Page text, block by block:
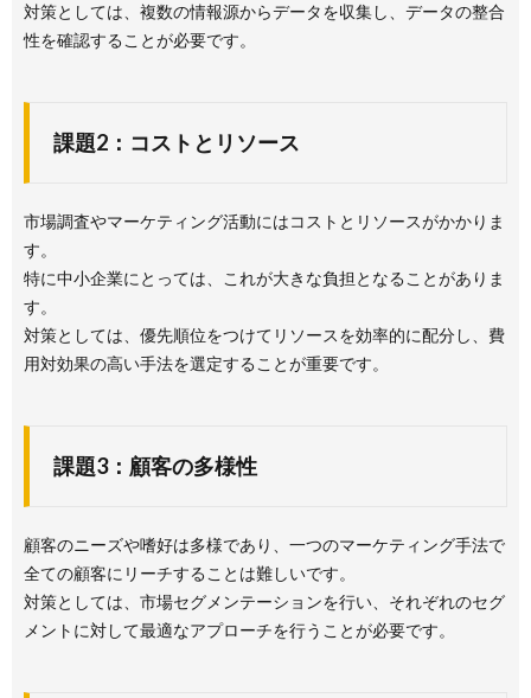
対策としては、複数の情報源からデータを収集し、データの整合
性を確認することが必要です。
課題2：コストとリソース
市場調査やマーケティング活動にはコストとリソースがかかりま
す。
特に中小企業にとっては、これが大きな負担となることがありま
す。
対策としては、優先順位をつけてリソースを効率的に配分し、費
用対効果の高い手法を選定することが重要です。
課題3：顧客の多様性
顧客のニーズや嗜好は多様であり、一つのマーケティング手法で
全ての顧客にリーチすることは難しいです。
対策としては、市場セグメンテーションを行い、それぞれのセグ
メントに対して最適なアプローチを行うことが必要です。